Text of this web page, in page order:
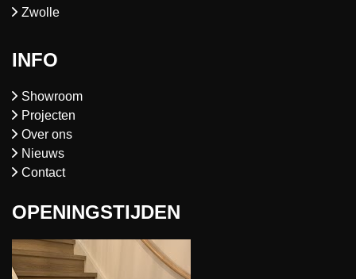
Zwolle
INFO
Showroom
Projecten
Over ons
Nieuws
Contact
OPENINGSTIJDEN